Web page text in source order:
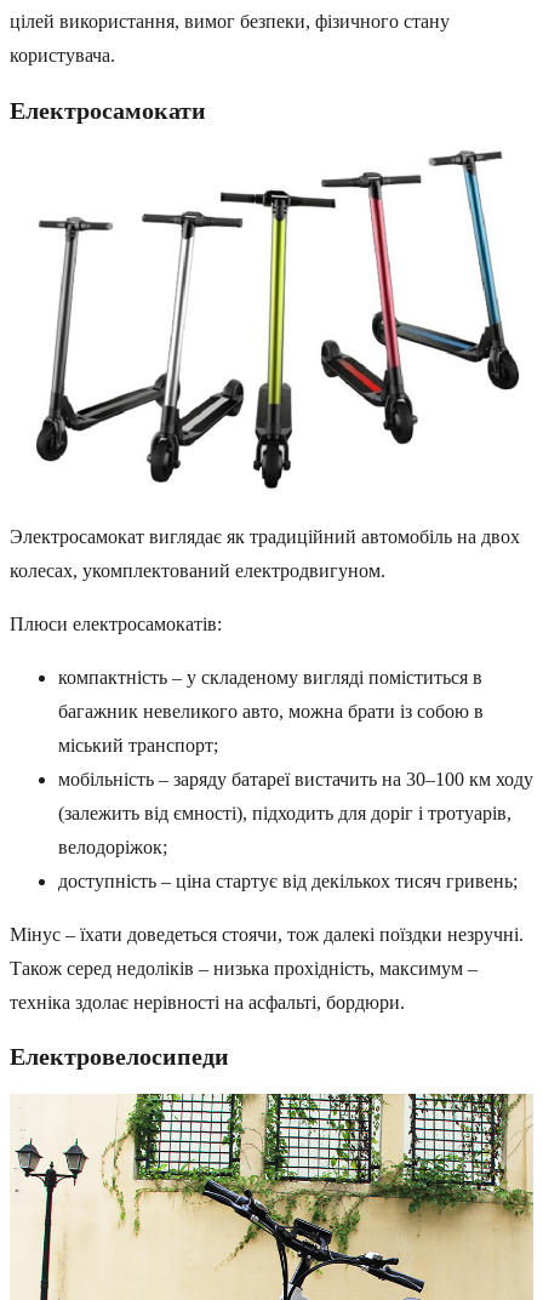
цілей використання, вимог безпеки, фізичного стану
користувача.
Електросамокати
Электросамокат виглядає як традиційний автомобіль на двох
колесах, укомплектований електродвигуном.
Плюси електросамокатів:
компактність – у складеному вигляді поміститься в
багажник невеликого авто, можна брати із собою в
міський транспорт;
мобільність – заряду батареї вистачить на 30–100 км ходу
(залежить від ємності), підходить для доріг і тротуарів,
велодоріжок;
доступність – ціна стартує від декількох тисяч гривень;
Мінус – їхати доведеться стоячи, тож далекі поїздки незручні.
Також серед недоліків – низька прохідність, максимум –
техніка здолає нерівності на асфальті, бордюри.
Електровелосипеди